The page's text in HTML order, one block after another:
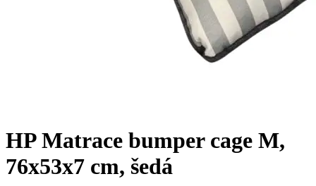
HP Matrace bumper cage M,
76x53x7 cm, šedá